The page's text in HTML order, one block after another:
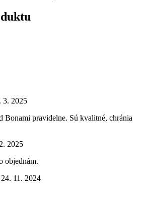
3. 2025
Bonami pravidelne. Sú kvalitné, chránia
2025
objednám.
24. 11. 2024